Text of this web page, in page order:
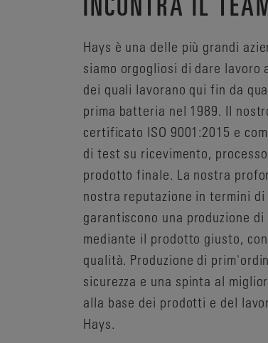
Hays è una delle più grandi
siamo orgogliosi di dare lavoro
dei quali lavorano qui fin da
prima batteria nel 1989. Il
certificato ISO 9001:2015 e
di test su ricevimento,
prodotto finale. La nostra
nostra reputazione in termini
garantiscono una produzione
mediante il prodotto giusto,
qualità. Produzione di
sicurezza e una spinta al
alla base dei prodotti e del
Hays.